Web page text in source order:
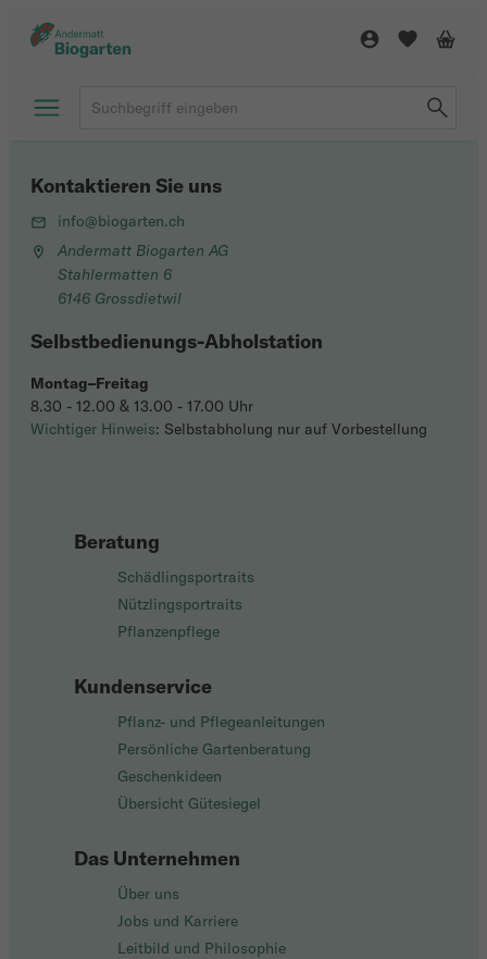
Beratung
Schädlingsportraits
Nützlingsportraits
Pflanzenpflege
Kundenservice
Pflanz- und Pflegeanleitungen
Persönliche Gartenberatung
Geschenkideen
Übersicht Gütesiegel
Das Unternehmen
Über uns
Jobs und Karriere
Leitbild und Philosophie
Kontaktieren Sie uns
info@biogarten.ch
Andermatt Biogarten AG
Stahlermatten 6
6146 Grossdietwil
Selbstbedienungs-Abholstation
Montag–Freitag
8.30 - 12.00 & 13.00 - 17.00 Uhr
Wichtiger Hinweis: Selbstabholung nur auf Vorbestellung